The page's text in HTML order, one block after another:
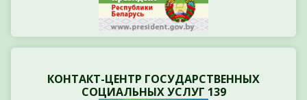
КОНТАКТ-ЦЕНТР ГОСУДАРСТВЕННЫХ
СОЦИАЛЬНЫХ УСЛУГ 139